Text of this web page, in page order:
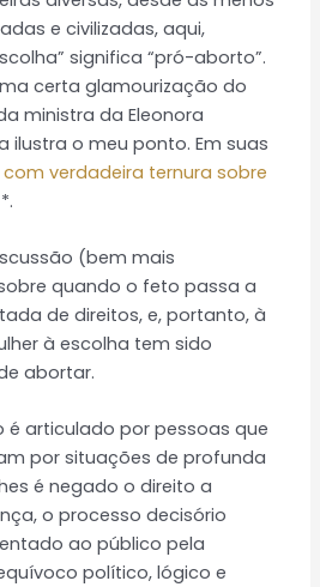
e civilizadas, aqui,
significa “pró-aborto”.
certa glamourização do
ministra da Eleonora
ilustra o meu ponto. Em suas
verdadeira ternura sobre
*.
(bem mais
quando o feto passa a
de direitos, e, portanto, à
à escolha tem sido
abortar.
é articulado por pessoas que
por situações de profunda
é negado o direito a
o processo decisório
ao público pela
político, lógico e